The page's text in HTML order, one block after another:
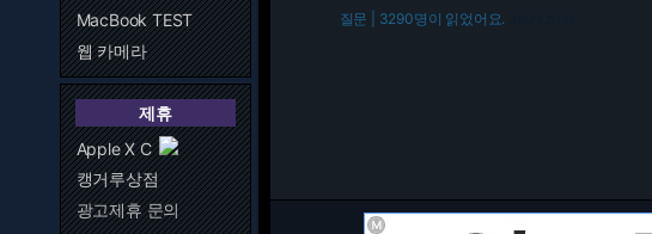
MacBook TEST
웹 카메라
제휴
Apple X C
캥거루상점
광고제휴 문의
질문 | 3290명이 읽었어요.